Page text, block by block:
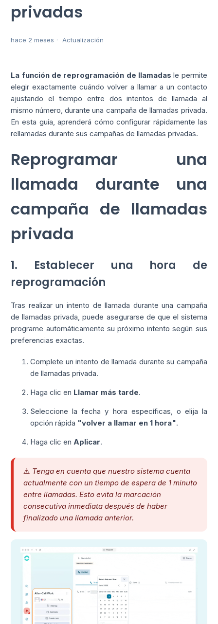
privadas
hace 2 meses Actualización
La función de reprogramación de llamadas le permite
elegir exactamente cuándo volver a llamar a un contacto
ajustando el tiempo entre dos intentos de llamada al
mismo número, durante una campaña de llamadas privada.
En esta guía, aprenderá cómo configurar rápidamente las
rellamadas durante sus campañas de llamadas privadas.
Reprogramar una
llamada durante una
campaña de llamadas
privada
1. Establecer una hora de
reprogramación
Tras realizar un intento de llamada durante una campaña
de llamadas privada, puede asegurarse de que el sistema
programe automáticamente su próximo intento según sus
preferencias exactas.
Complete un intento de llamada durante su campaña
de llamadas privada.
Haga clic en Llamar más tarde.
Seleccione la fecha y hora específicas, o elija la
opción rápida "volver a llamar en 1 hora".
Haga clic enAplicar.
⚠️ Tenga en cuenta que nuestro sistema cuenta
actualmente con un tiempo de espera de 1 minuto
entre llamadas. Esto evita la marcación
consecutiva inmediata después de haber
finalizado una llamada anterior.